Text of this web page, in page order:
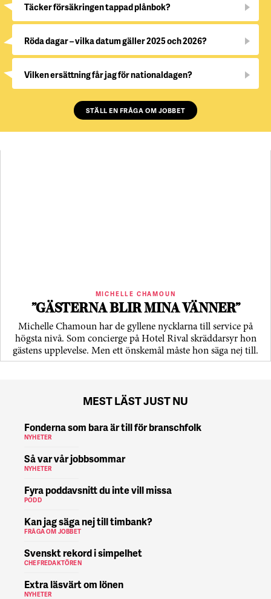
Täcker försäkringen tappad plånbok?
Röda dagar – vilka datum gäller 2025 och 2026?
Vilken ersättning får jag för nationaldagen?
STÄLL EN FRÅGA OM JOBBET
MICHELLE CHAMOUN
”GÄSTERNA BLIR MINA VÄNNER”
Michelle Chamoun har de gyllene nycklarna till service på
högsta nivå. Som concierge på Hotel Rival skräddarsyr hon
gästens upp­levelse. Men ett önskemål måste hon säga nej till.
MEST LÄST JUST NU
Fonderna som bara är till för branschfolk
NYHETER
Så var vår jobbsommar
NYHETER
Fyra poddavsnitt du inte vill missa
PODD
Kan jag säga nej till timbank?
FRÅGA OM JOBBET
Svenskt rekord i simpelhet
CHEFREDAKTÖREN
Extra läsvärt om lönen
NYHETER